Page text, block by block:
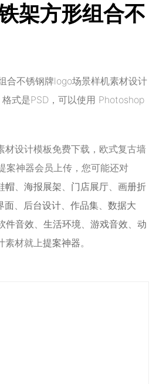
架方形组合不
合不锈钢牌logo场景样机素材设计
式是PSD，可以使用 Photoshop
材设计模板免费下载，欧式复古墙
案神器会员上传，您可能还对
帽、 海报展架、 门店展厅、 画册折
面、 后台设计、 作品集、 数据大
件音效、 生活环境、 游戏音效、 动
素材就上提案神器。